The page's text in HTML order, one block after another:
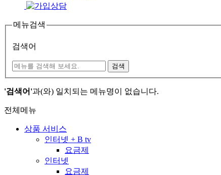
메뉴검색
검색어
검색
'검색어'과(와) 일치되는 메뉴명이 없습니다.
전체메뉴
상품 서비스
인터넷 + B tv
요금제
인터넷
요금제